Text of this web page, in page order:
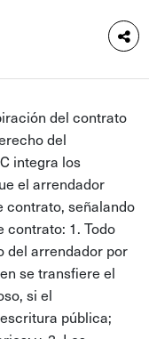
del contrato
del
integra los
el arrendador
contrato, señalando
contrato: 1. Todo
del arrendador por
se transfiere el
si el
pública;